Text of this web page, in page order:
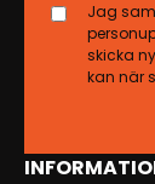
Jag
skicka
kan när